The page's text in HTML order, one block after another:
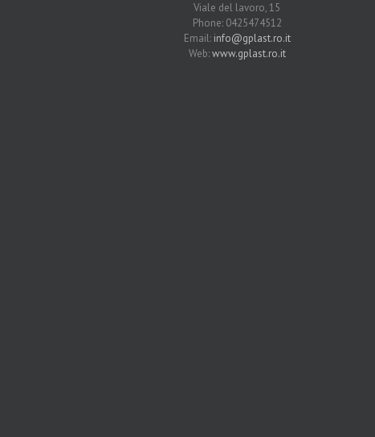
Viale del lavoro, 15
Phone: 0425474512
Email: info@gplast.ro.it
Web:www.gplast.ro.it